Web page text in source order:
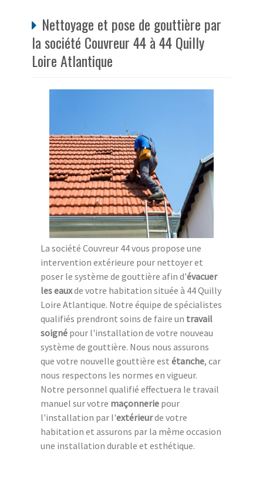
Nettoyage et pose de gouttière par
la société Couvreur 44 à 44 Quilly
Loire Atlantique
La société Couvreur 44 vous propose une
intervention extérieure pour nettoyer et
poser le système de gouttière afin d'évacuer
les eauxde votre habitation située à 44 Quilly
Loire Atlantique. Notre équipe de spécialistes
qualifiés prendront soins de faire un travail
soigné pour l'installation de votre nouveau
système de gouttière. Nous nous assurons
que votre nouvelle gouttière est étanche, car
nous respectons les normes en vigueur.
Notre personnel qualifié effectuera le travail
manuel sur votre maçonnerie pour
l'installation par l'extérieurde votre
habitation et assurons par la même occasion
une installation durable et esthétique.